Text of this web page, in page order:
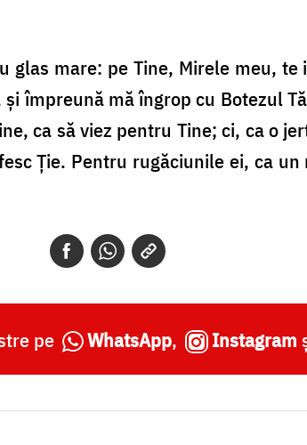
glas mare: pe Tine, Mirele meu, te
împreună mă îngrop cu Botezul
ca să viez pentru Tine; ci, ca o
Ție. Pentru rugăciunile ei, ca
pe WhatsApp, Instagram